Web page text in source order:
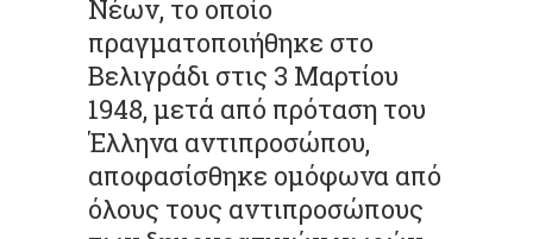
Νέων, το οποίο
πραγματοποιήθηκε στο
Βελιγράδι στις 3 Μαρτίου
1948, μετά από πρόταση του
Έλληνα αντιπροσώπου,
αποφασίσθηκε ομόφωνα από
όλους τους αντιπροσώπους